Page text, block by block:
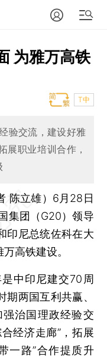
为雅万高铁
T中
验交流，建设好雅
展职业培训合作，
陈立雄） 6月28日
集团（G20）领导
印尼总统佐科在大
高铁建设。
中印尼建交70周
两国互利共赢、
治国理政经验交
经济走廊”，拓展
一路”合作提质升